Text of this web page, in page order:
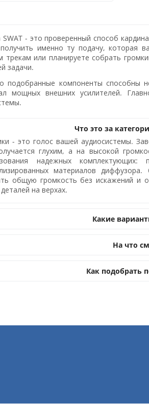
SWAT - это проверенный способ
именно ту подачу, которая
или планируете собрать
задачи.
подобранные компоненты способны
мощных внешних усилителей.
Что это за
- это голос вашей аудиосистемы.
глухим, а на высокой
надежных
материалов
общую громкость без искажений и
на верхах.
Какие
На что
Как подобрать